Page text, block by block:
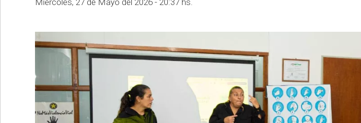
PROVINCIALES
Miercoles, 27 de Mayo del 2026 - 20:37 hs.